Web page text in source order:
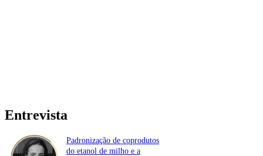
Entrevista
Padronização de coprodutos
do etanol de milho e a